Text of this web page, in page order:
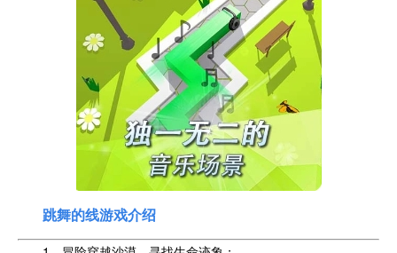
跳舞的线游戏介绍